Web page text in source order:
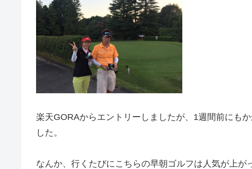
楽天GORAからエントリーしましたが、1週間前にも
した。
なんか、行くたびにこちらの早朝ゴルフは人気が上が